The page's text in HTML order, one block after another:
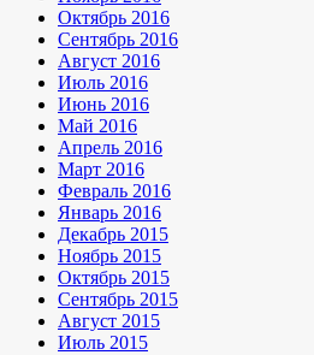
Октябрь 2016
Сентябрь 2016
Август 2016
Июль 2016
Июнь 2016
Май 2016
Апрель 2016
Март 2016
Февраль 2016
Январь 2016
Декабрь 2015
Ноябрь 2015
Октябрь 2015
Сентябрь 2015
Август 2015
Июль 2015